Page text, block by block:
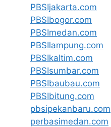
PBSIjakarta.com
PBSIbogor.com
PBSImedan.com
PBSIlampung.com
PBSIkaltim.com
PBSIsumbar.com
PBSIbaubau.com
PBSIbitung.com
pbsipekanbaru.com
perbasimedan.com